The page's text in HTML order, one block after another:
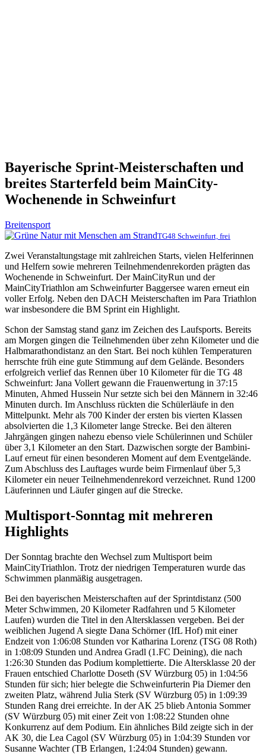
Bayerische Sprint-Meisterschaften und
breites Starterfeld beim MainCity-
Wochenende in Schweinfurt
Breitensport
TG48 Schweinfurt, frei
Zwei Veranstaltungstage mit zahlreichen Starts, vielen Helferinnen
und Helfern sowie mehreren Teilnehmendenrekorden prägten das
Wochenende in Schweinfurt. Der MainCityRun und der
MainCityTriathlon am Schweinfurter Baggersee waren erneut ein
voller Erfolg. Neben den DACH Meisterschaften im Para Triathlon
war insbesondere die BM Sprint ein Highlight.
Schon der Samstag stand ganz im Zeichen des Laufsports. Bereits
am Morgen gingen die Teilnehmenden über zehn Kilometer und die
Halbmarathondistanz an den Start. Bei noch kühlen Temperaturen
herrschte früh eine gute Stimmung auf dem Gelände. Besonders
erfolgreich verlief das Rennen über 10 Kilometer für die TG 48
Schweinfurt: Jana Vollert gewann die Frauenwertung in 37:15
Minuten, Ahmed Hussein Nur setzte sich bei den Männern in 32:46
Minuten durch. Im Anschluss rückten die Schülerläufe in den
Mittelpunkt. Mehr als 700 Kinder der ersten bis vierten Klassen
absolvierten die 1,3 Kilometer lange Strecke. Bei den älteren
Jahrgängen gingen nahezu ebenso viele Schülerinnen und Schüler
über 3,1 Kilometer an den Start. Dazwischen sorgte der Bambini-
Lauf erneut für einen besonderen Moment auf dem Eventgelände.
Zum Abschluss des Lauftages wurde beim Firmenlauf über 5,3
Kilometer ein neuer Teilnehmendenrekord verzeichnet. Rund 1200
Läuferinnen und Läufer gingen auf die Strecke.
Multisport-Sonntag mit mehreren
Highlights
Der Sonntag brachte den Wechsel zum Multisport beim
MainCityTriathlon. Trotz der niedrigen Temperaturen wurde das
Schwimmen planmäßig ausgetragen.
Bei den bayerischen Meisterschaften auf der Sprintdistanz (500
Meter Schwimmen, 20 Kilometer Radfahren und 5 Kilometer
Laufen) wurden die Titel in den Altersklassen vergeben. Bei der
weiblichen Jugend A siegte Dana Schörner (IfL Hof) mit einer
Endzeit von 1:06:08 Stunden vor Katharina Lorenz (TSG 08 Roth)
in 1:08:09 Stunden und Andrea Gradl (1.FC Deining), die nach
1:26:30 Stunden das Podium komplettierte. Die Altersklasse 20 der
Frauen entschied Charlotte Doseth (SV Würzburg 05) in 1:04:56
Stunden für sich; hier belegte die Schweinfurterin Pia Diemer den
zweiten Platz, während Julia Sterk (SV Würzburg 05) in 1:09:39
Stunden Rang drei erreichte. In der AK 25 blieb Antonia Sommer
(SV Würzburg 05) mit einer Zeit von 1:08:22 Stunden ohne
Konkurrenz auf dem Podium. Ein ähnliches Bild zeigte sich in der
AK 30, die Lea Cagol (SV Würzburg 05) in 1:04:39 Stunden vor
Susanne Wachter (TB Erlangen, 1:24:04 Stunden) gewann.